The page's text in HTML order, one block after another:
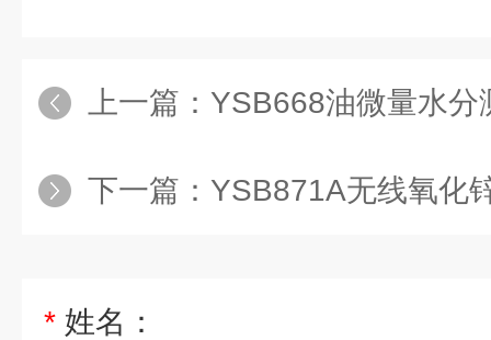
上一篇： YSB668油微量水分
下一篇： YSB871A无线氧化
* 姓名：